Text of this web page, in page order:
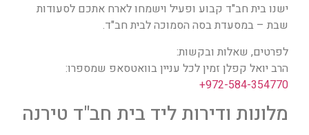
ישנו בית חב"ד קבוע ופעיל וישמחו לארח אתכם לסעודות
שבת – במסעדת בסה הסמוכה לבית חב"ד.
לפרטים, שאלות ובקשות:
הרב יואל קפלן זמין לכל עניין בוואטסאפ שמספרו:
972-584-354770+
מלונות ודירות ליד בית חב"ד טירנה